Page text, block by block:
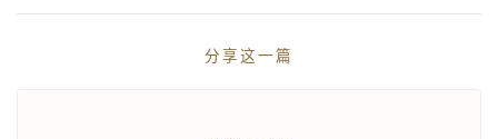
分享这一篇